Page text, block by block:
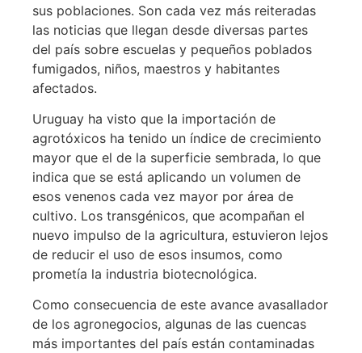
sus poblaciones. Son cada vez más reiteradas
las noticias que llegan desde diversas partes
del país sobre escuelas y pequeños poblados
fumigados, niños, maestros y habitantes
afectados.
Uruguay ha visto que la importación de
agrotóxicos ha tenido un índice de crecimiento
mayor que el de la superficie sembrada, lo que
indica que se está aplicando un volumen de
esos venenos cada vez mayor por área de
cultivo. Los transgénicos, que acompañan el
nuevo impulso de la agricultura, estuvieron lejos
de reducir el uso de esos insumos, como
prometía la industria biotecnológica.
Como consecuencia de este avance avasallador
de los agronegocios, algunas de las cuencas
más importantes del país están contaminadas